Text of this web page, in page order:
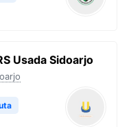
Usada Sidoarjo